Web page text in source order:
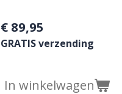
€ 89,95
GRATIS verzending
In winkelwagen